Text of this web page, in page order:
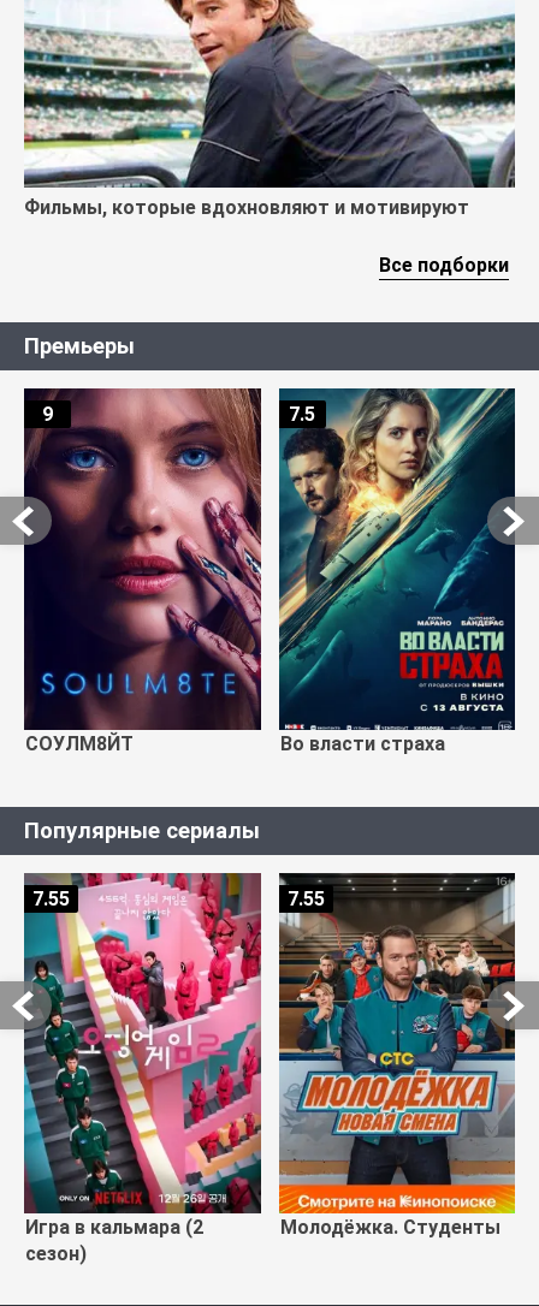
Фильмы, которые вдохновляют и мотивируют
Все подборки
Премьеры
СОУЛМ8ЙТ
9
Во власти страха
7.5
Популярные сериалы
Игра в кальмара (2
сезон)
7.55
Молодёжка. Студенты
7.55